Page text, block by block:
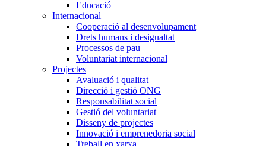
Educació
Internacional
Cooperació al desenvolupament
Drets humans i desigualtat
Processos de pau
Voluntariat internacional
Projectes
Avaluació i qualitat
Direcció i gestió ONG
Responsabilitat social
Gestió del voluntariat
Disseny de projectes
Innovació i emprenedoria social